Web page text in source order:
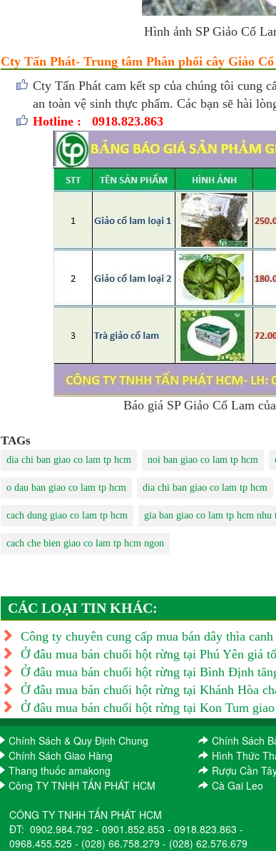
Hình ảnh SP Giảo Cổ
Cty Tấn Phát- Trung tâm Phân phối cây Giảo
Cty Tấn Phát cam kết sp của chúng tôi cung
an toàn vệ sinh thực phẩm. Các bạn sẽ hài
Hotline : 0918.823.863
Báo giá SP Giảo Cổ Lam
TAGs
dia chi ban giao co lam tp hcm noi ban giao co lam tp hcm
o dau ban giao co lam tp hcm dia chi ban giao co lam tp hcm
cach dung giao co lam tp hcm gia ban giao co lam tp hcm nhu
cach che bien giao co lam tp hcm ngon
CÁC LOẠI TIN KHÁC:
Công ty chuyên cung cấp mua bán dây thìa
Ở đâu mua bán chuối hột rừng tại Phú Yên giá
Ở đâu mua bán chuối hột rừng tại Bình Định
Ở đâu mua bán chuối hột rừng tại Khánh Hòa
Ở đâu mua bán chuối hột rừng tại Kon Tum giao
Chính Sách & Quy Định Chung Chính Sách
Chính Sách Giao Hàng Hình Thức
Thang thuốc amakong Rượu Cần
Công TY TNHH TẤN PHÁT HCM Cà Gai Leo
CÔNG TY TNHH TẤN PHÁT HCM
ĐT: 0902.984.792 - 0901.852.853 - 0918.823.863 -
0968.455.525 - (028) 66.758.279 - (028) 62.576.679